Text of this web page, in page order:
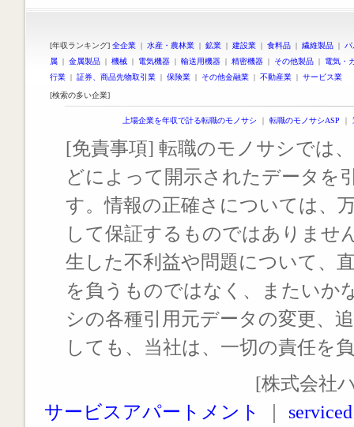
[年収ランキング] 全企業 | 水産・農林業 | 鉱業 | 建設業 | 食料品 | 繊維製品 |
属 | 金属製品 | 機械 | 電気機器 | 輸送用機器 | 精密機器 | その他製品 | 電気・
行業 | 証券、商品先物取引業 | 保険業 | その他金融業 | 不動産業 | サービス業
[検索の多い企業]
上場企業を年収で計る転職のモノサシ ｜ 転職のモノサシASP ｜
[免責事項] 転職のモノサシでは
どによって開示されたデータを
す。情報の正確さについては、
して保証するものではありませ
生した不利益や問題について、
を負うものではなく、またいか
シの各種引用元データの変更、
しても、当社は、一切の責任を
[株式会社
サービスアパートメント